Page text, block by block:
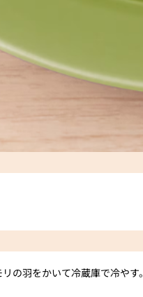
の羽をかいて冷蔵庫で冷やす。